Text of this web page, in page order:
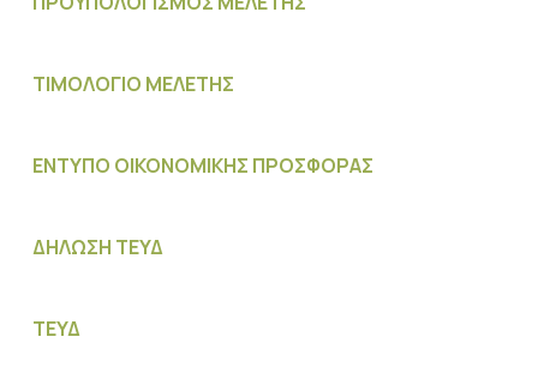
ΤΙΜΟΛΟΓΙΟ ΜΕΛΕΤΗΣ
ΕΝΤΥΠΟ ΟΙΚΟΝΟΜΙΚΗΣ ΠΡΟΣΦΟΡΑΣ
ΔΗΛΩΣΗ ΤΕΥΔ
ΤΕΥΔ